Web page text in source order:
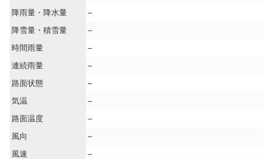
降雨量・降水量
–
降雪量・積雪量
–
時間雨量
–
連続雨量
–
路面状態
–
気温
–
路面温度
–
風向
–
風速
–